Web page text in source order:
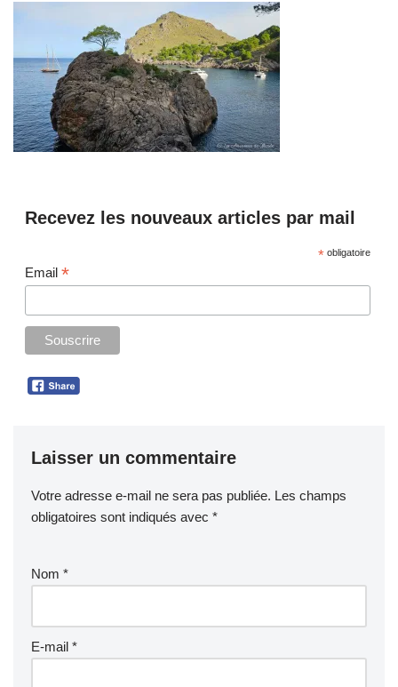
Recevez les nouveaux articles par mail
*obligatoire
Email *
Laisser un commentaire
Votre adresse e-mail ne sera pas publiée. Les champs
obligatoires sont indiqués avec *
Nom *
E-mail *